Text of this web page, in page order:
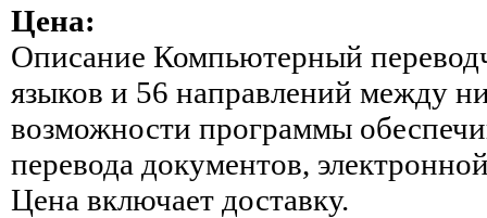
Цена:
Описание Компьютерный
языков и 56 направлений между
возможности программы
перевода документов,
Цена включает доставку.